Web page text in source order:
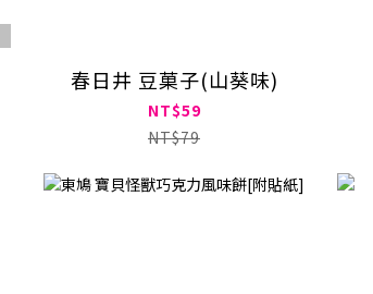
春日井 豆菓子(山葵味)
NT$59
NT$79